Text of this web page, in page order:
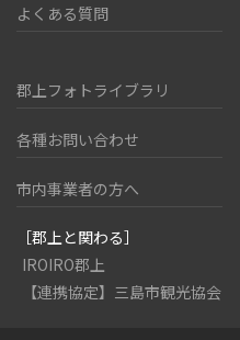
よくある質問
郡上フォトライブラリ
各種お問い合わせ
市内事業者の方へ
［郡上と関わる］
IROIRO郡上
【連携協定】三島市観光協会